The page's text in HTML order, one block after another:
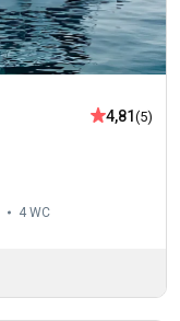
4,81 (5)
4 WC